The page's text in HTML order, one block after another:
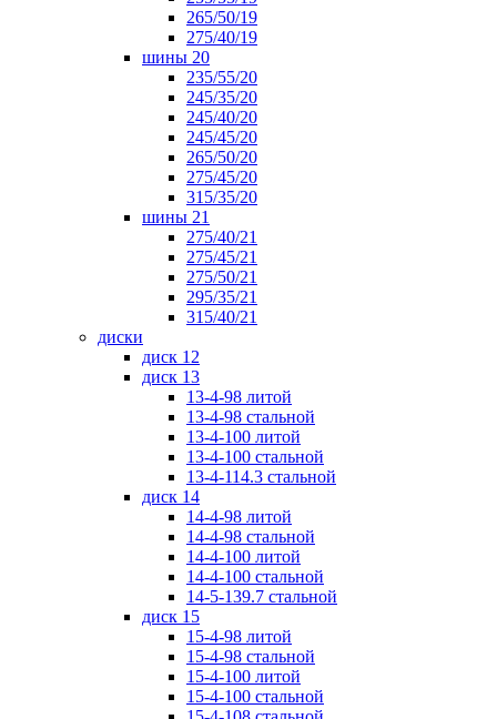
265/50/19
275/40/19
шины 20
235/55/20
245/35/20
245/40/20
245/45/20
265/50/20
275/45/20
315/35/20
шины 21
275/40/21
275/45/21
275/50/21
295/35/21
315/40/21
диски
диск 12
диск 13
13-4-98 литой
13-4-98 стальной
13-4-100 литой
13-4-100 стальной
13-4-114.3 стальной
диск 14
14-4-98 литой
14-4-98 стальной
14-4-100 литой
14-4-100 стальной
14-5-139.7 стальной
диск 15
15-4-98 литой
15-4-98 стальной
15-4-100 литой
15-4-100 стальной